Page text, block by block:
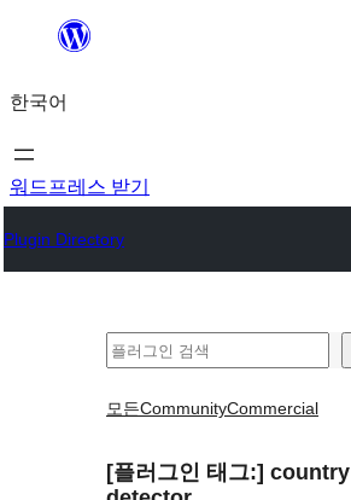
츠
로
바
가
한국어
워드프레스 받기
Plugin Directory
검
모든CommunityCommercial
[플러그인 태그:] country